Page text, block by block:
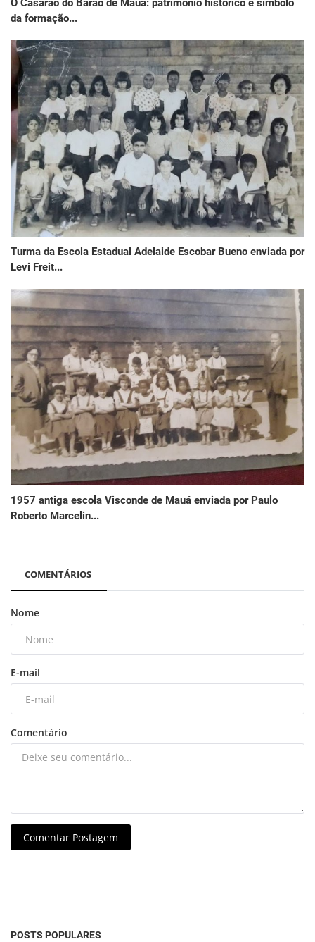
O Casarão do Barão de Mauá: patrimônio histórico e símbolo
da formação...
Turma da Escola Estadual Adelaide Escobar Bueno enviada por
Levi Freit...
1957 antiga escola Visconde de Mauá enviada por Paulo
Roberto Marcelin...
COMENTÁRIOS
Nome
E-mail
Comentário
Comentar Postagem
POSTS POPULARES